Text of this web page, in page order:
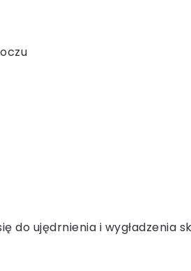
ujędrnienia i wygładzenia